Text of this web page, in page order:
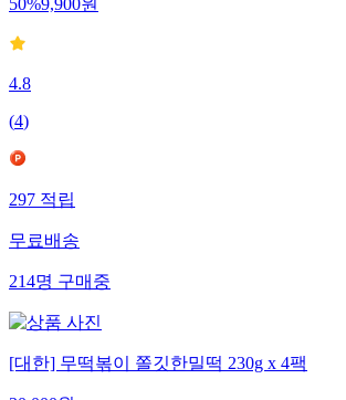
50%9,900원
4.8
(4)
297적립
무료배송
214명구매중
[대한] 무떡볶이 쫄깃한밀떡 230g x 4팩